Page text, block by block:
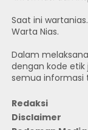
Saat ini
Warta Nias.
Dalam
dengan kode etik
semua informasi
Redaksi
Disclaimer